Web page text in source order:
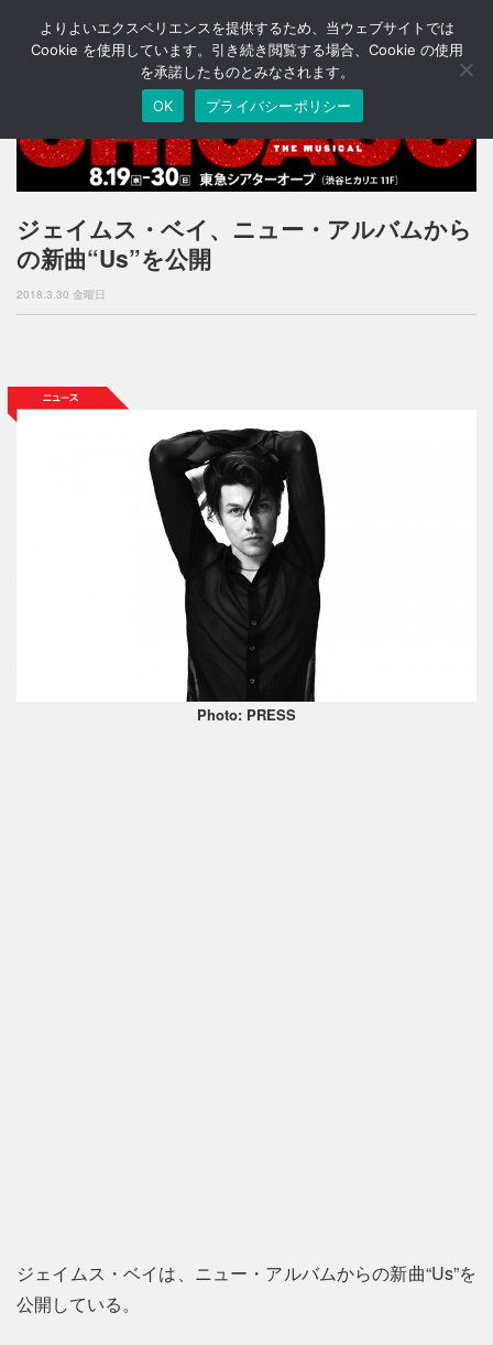
T
o
n
v
g
o
ジェイムス・ベイ、ニュー・アルバムから
の新曲“Us”を公開
2018.3.30 金曜日
Photo: PRESS
ジェイムス・ベイは、ニュー・アルバムからの新曲“Us”を
公開している。
よりよいエクスペリエンスを提供するため、当ウェブサイトでは
Cookie を使用しています。引き続き閲覧する場合、Cookie の使用
を承諾したものとみなされます。
OK
プライバシーポリシー